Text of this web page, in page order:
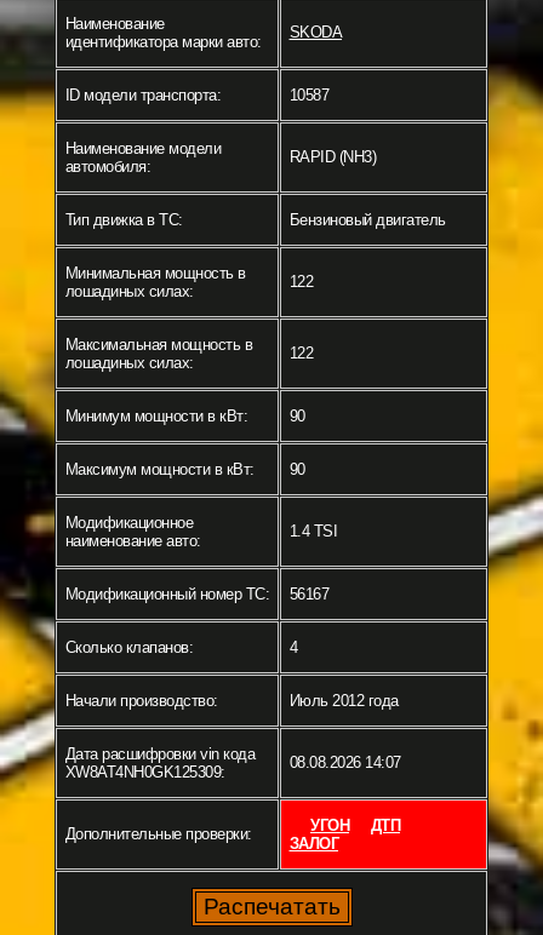
Наименование
идентификатора марки авто:
SKODA
ID модели транспорта: 10587
Наименование модели
автомобиля:
RAPID (NH3)
Тип движка в ТС: Бензиновый двигатель
Минимальная мощность в
лошадиных силах:
122
Максимальная мощность в
лошадиных силах:
122
Минимум мощности в кВт: 90
Максимум мощности в кВт: 90
Модификационное
наименование авто:
1.4 TSI
Модификационный номер ТС: 56167
Сколько клапанов: 4
Начали производство: Июль 2012 года
Дата расшифровки vin кода
XW8AT4NH0GK125309:
08.08.2026 14:07
Дополнительные проверки: УГОН
ДТП
ЗАЛОГ